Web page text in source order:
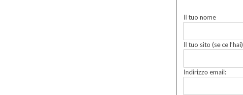
Il tuo nome
Il tuo sito (se ce l’hai)
Indirizzo email: